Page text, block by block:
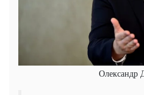
Олександр